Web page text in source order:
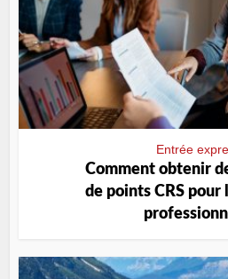
Entrée
Comment obtenir
de points CRS pour